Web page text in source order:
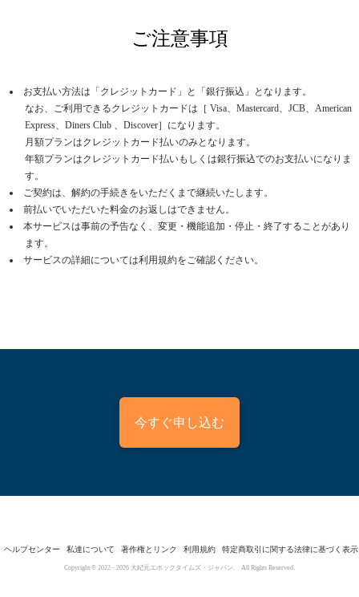
ご注意事項
お支払い方法は「クレジットカード」と「銀行振込」となります。
なお、ご利用できるクレジットカードは［ Visa、Mastercard、JCB、American
Express、Diners Club 、Discover］になります。
月額プランはクレジットカード払いのみとなります。
年額プランはクレジットカード払いもしくは銀行振込でのお支払いになりま
す。
ご契約は、解約の手続きをいただくまで継続いたします。
前払いでいただいた料金のお返しはできません。
本サービスは事前の予告なく、変更・機能追加・停止・終了することがあり
ます。
サービスの詳細については利用規約をご確認ください。
今すぐ申し込む
ヘルプセンター 私達について 著作権とリンク 利用規約 特定商取引に関する法律に基づく表示
Copyright © 2022 - 2026 大紀元エポックタイムズ・ジャパン. All Rights Reserved.